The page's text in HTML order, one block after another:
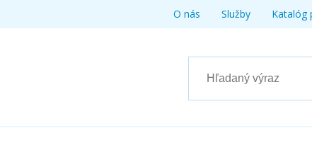
O nás Služby Katalóg